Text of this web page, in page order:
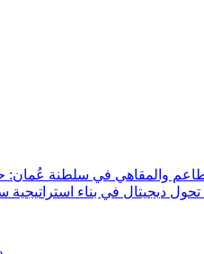
والمقاهي في سلطنة عُمان:
ديجيتال في بناء